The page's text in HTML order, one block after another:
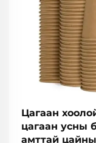
Цагаан
цагаан усны
амттай